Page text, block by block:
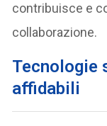
contribuisce e
collaborazione.
Tecnologie
affidabili